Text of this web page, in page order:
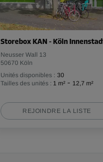
Storebox KAN - Köln
Neusser Wall 13
50670 Köln
Unités disponibles : 30
Tailles des unités : 1 m² - 12,7 m²
REJOINDRE LA LISTE